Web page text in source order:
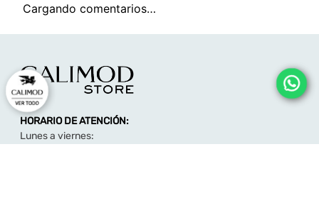
Título
Califica el producto de 1 a 5 estrellas
★★★★★
Cargando comentarios…
HORARIO DE ATENCIÓN:
Lunes a viernes: